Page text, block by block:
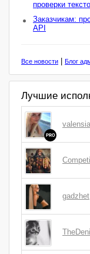
проверки
Заказчикам:
API
Все новости Блог
Лучшие
PRO
gadzhet